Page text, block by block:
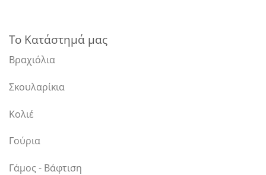
Το Κατάστημά μας
Βραχιόλια
Σκουλαρίκια
Κολιέ
Γούρια
Γάμος - Βάφτιση